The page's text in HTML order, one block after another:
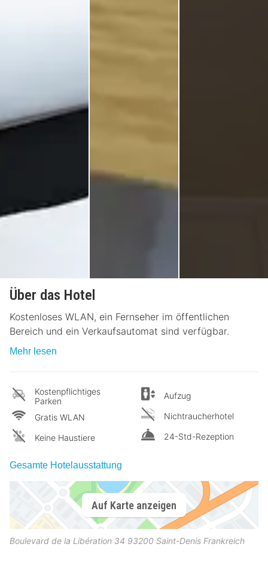
Über das Hotel
Kostenloses WLAN, ein Fernseher im öffentlichen
Bereich und ein Verkaufsautomat sind verfügbar.
Mehr lesen
Kostenpflichtiges
Parken
Gratis WLAN
Keine Haustiere
Aufzug
Nichtraucherhotel
24-Std-Rezeption
Gesamte Hotelausstattung
Auf Karte anzeigen
Boulevard de la Libération 34 93200 Saint-Denis Frankreich